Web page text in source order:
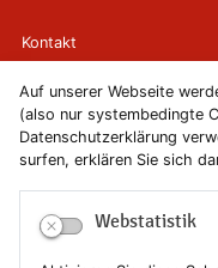
Auf unserer Webseite
(also nur systembedingte
Datenschutzerklärung
surfen, erklären Sie sich
Webstatistik
Kontakt
Newsletter
Newsletterabmeldung